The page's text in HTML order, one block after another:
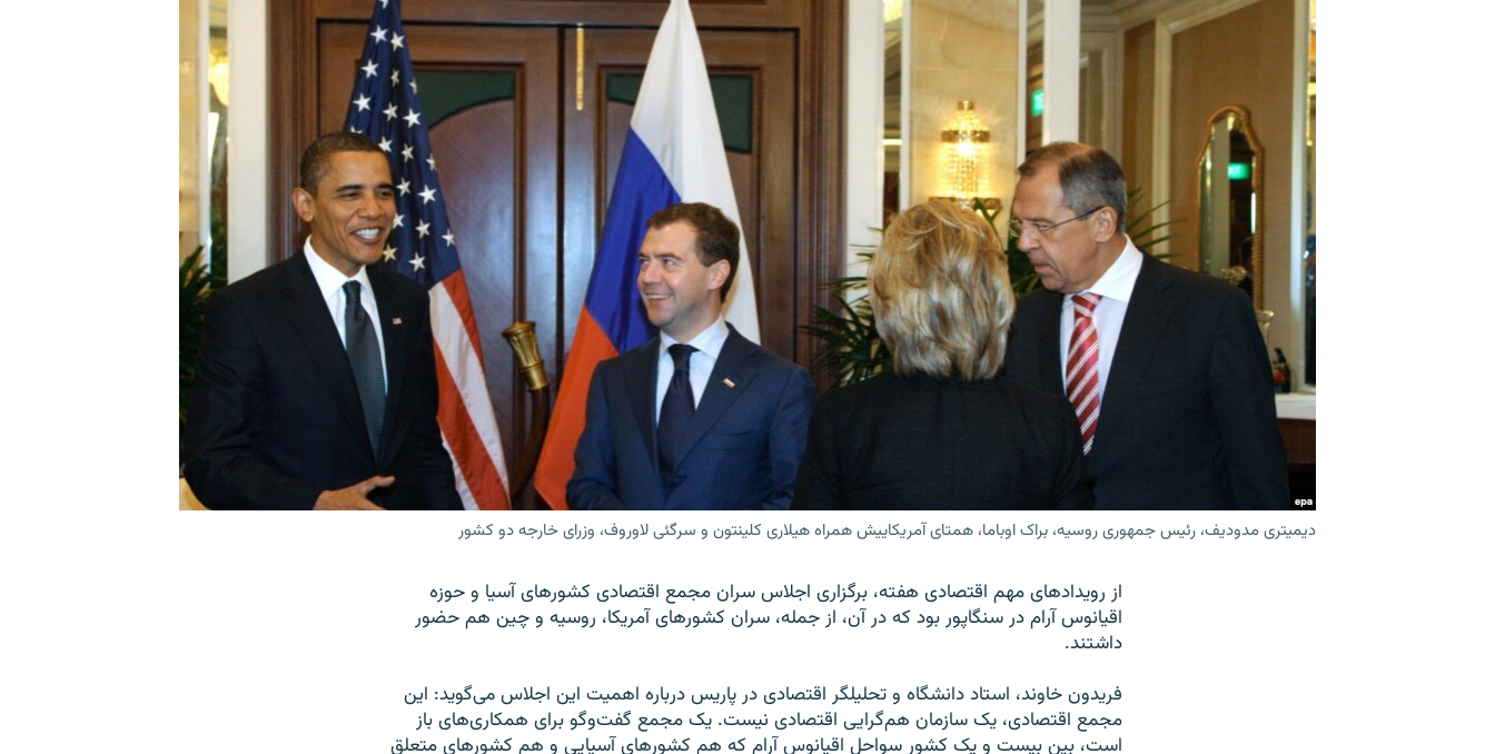
دیمیتری مدودیف، رئیس جمهوری روسیه، براک اوباما، همتای آمریکاییش همراه هیلاری کلینتون و سرگئی لاوروف، وزرای خارجه دو کشور
از رویدادهای مهم اقتصادی هفته، برگزاری اجلاس سران مجمع اقتصادی کشورهای آسیا و حوزه
اقیانوس آرام در سنگاپور بود که در آن، از جمله، سران کشورهای آمریکا، روسیه و چین هم حضور
داشتند.
فریدون خاوند، استاد دانشگاه و تحلیلگر اقتصادی در پاریس درباره اهمیت این اجلاس می‌گوید: این
مجمع اقتصادی، یک سازمان هم‌گرایی اقتصادی نیست. یک مجمع گفت‌وگو برای همکاری‌های باز
است، بین بیست و یک کشور سواحل اقیانوس آرام که هم کشورهای آسیایی و هم کشورهای متعلق